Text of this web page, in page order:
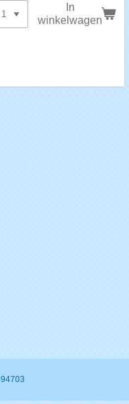
In
winkelwagen